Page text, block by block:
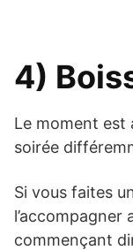
4)
Le moment est
soirée
Si vous faites
l’accompagner
commençant